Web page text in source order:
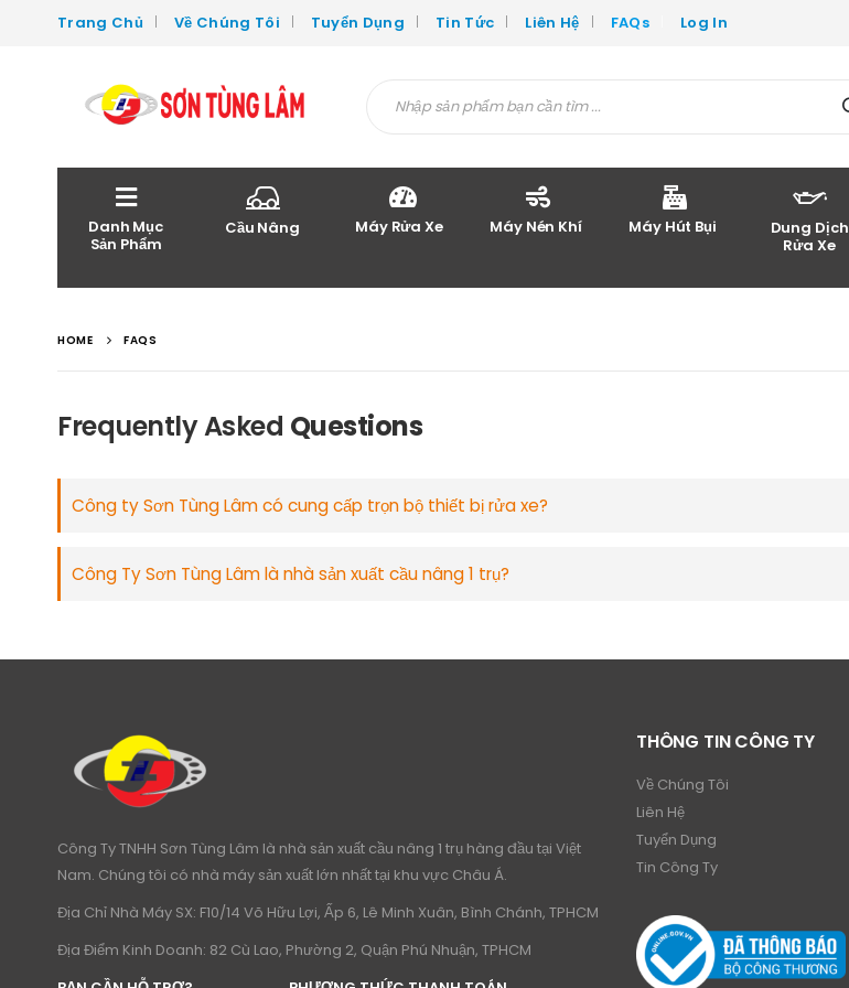
Trang Chủ Về Chúng Tôi Tuyển Dụng Tin Tức Liên Hệ FAQs Log In
Danh Mục
Sản Phẩm
Cầu Nâng Máy Rửa Xe Máy Nén Khí Máy Hút Bụi
Dung Dịch
Rửa Xe
HOME FAQS
Frequently Asked Questions
Công ty Sơn Tùng Lâm có cung cấp trọn bộ thiết bị rửa xe?
Công Ty Sơn Tùng Lâm là nhà sản xuất cầu nâng 1 trụ?
Công Ty TNHH Sơn Tùng Lâm là nhà sản xuất cầu nâng 1 trụ hàng đầu tại Việt
Nam. Chúng tôi có nhà máy sản xuất lớn nhất tại khu vực Châu Á.
Địa Chỉ Nhà Máy SX: F10/14 Võ Hữu Lợi, Ấp 6, Lê Minh Xuân, Bình Chánh, TPHCM
Địa Điểm Kinh Doanh: 82 Cù Lao, Phường 2, Quận Phú Nhuận, TPHCM
THÔNG TIN CÔNG TY
Về Chúng Tôi
Liên Hệ
Tuyển Dụng
Tin Công Ty